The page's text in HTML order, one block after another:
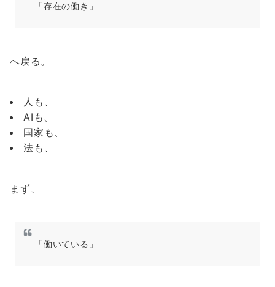
「存在の働き」
へ戻る。
人も、
AIも、
国家も、
法も、
まず、
「働いている」